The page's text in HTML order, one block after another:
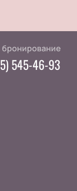
бронирование
545-46-93